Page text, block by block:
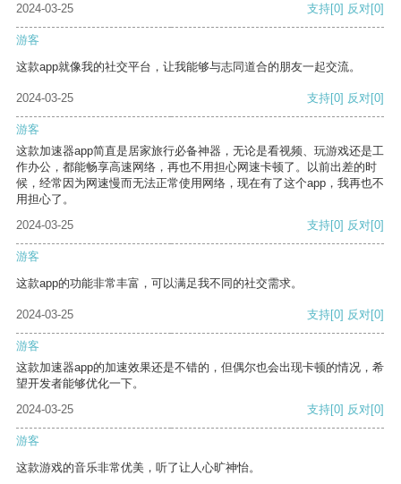
2024-03-25 支持[0] 反对[0]
游客
这款app就像我的社交平台，让我能够与志同道合的朋友一起交流。
2024-03-25 支持[0] 反对[0]
游客
这款加速器app简直是居家旅行必备神器，无论是看视频、玩游戏还是工
作办公，都能畅享高速网络，再也不用担心网速卡顿了。以前出差的时
候，经常因为网速慢而无法正常使用网络，现在有了这个app，我再也不
用担心了。
2024-03-25
支持[0] 反对[0]
游客
这款app的功能非常丰富，可以满足我不同的社交需求。
2024-03-25 支持[0] 反对[0]
游客
这款加速器app的加速效果还是不错的，但偶尔也会出现卡顿的情况，希
望开发者能够优化一下。
2024-03-25
支持[0] 反对[0]
游客
这款游戏的音乐非常优美，听了让人心旷神怡。